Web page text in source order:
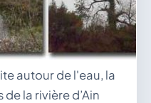
autour de l'eau, la
la rivière d’Ain